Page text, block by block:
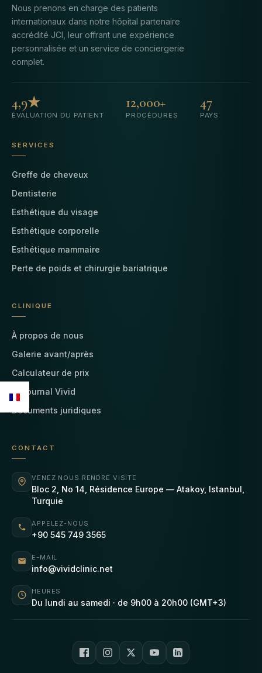
Nous prenons en charge des patients
internationaux dans notre hôpital partenaire
accrédité JCI, leur offrant une expérience
personnalisée et un service de conciergerie
complet.
4,9★
ÉVALUATION DU PATIENT
12,000+
PROCÉDURES
47
PAYS
SERVICES
Greffe de cheveux
Dentisterie
Esthétique du visage
Esthétique corporelle
Esthétique mammaire
Perte de poids et chirurgie bariatrique
CLINIQUE
À propos de nous
Galerie avant/après
Calculateur de prix
Le journal Vivid
Documents juridiques
CONTACT
VENEZ NOUS RENDRE VISITE
Bloc 2, No 14, Résidence Europe — Atakoy, Istanbul,
Turquie
APPELEZ-NOUS
+90 545 749 3565
E-MAIL
info@vividclinic.net
HEURES
Du lundi au samedi · de 9h00 à 20h00 (GMT+3)